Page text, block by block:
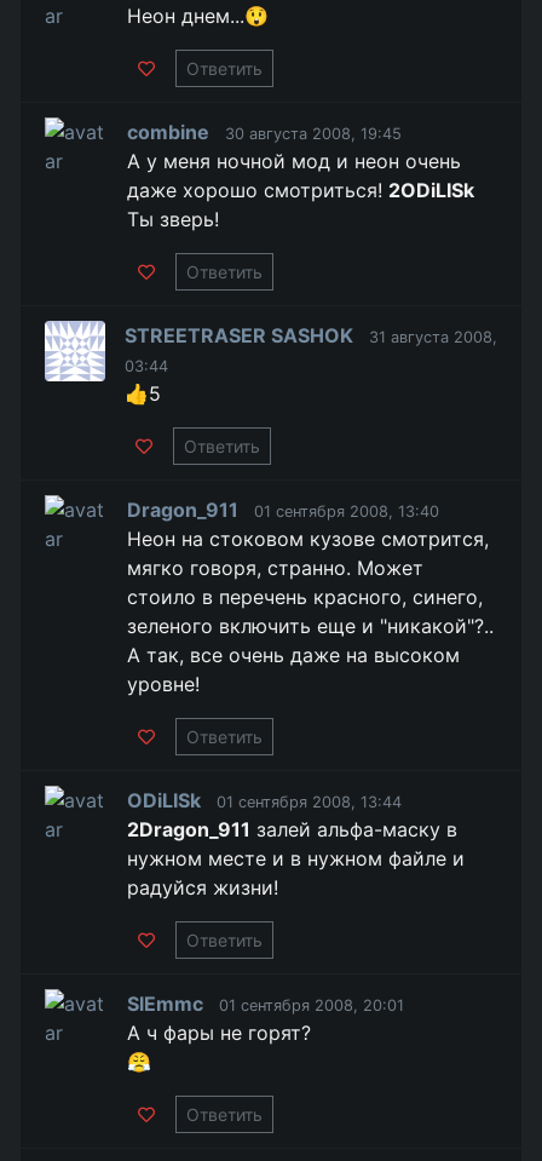
Неон днем...😲
Ответить
combine 30 августа 2008, 19:45
А у меня ночной мод и неон очень
даже хорошо смотриться! 2ODiLISk
Ты зверь!
Ответить
STREETRASER SASHOK
31 августа 2008,
03:44
👍5
Ответить
Dragon_911 01 сентября 2008, 13:40
Неон на стоковом кузове смотрится,
мягко говоря, странно. Может
стоило в перечень красного, синего,
зеленого включить еще и "никакой"?..
А так, все очень даже на высоком
уровне!
Ответить
ODiLISk 01 сентября 2008, 13:44
2Dragon_911 залей альфа-маску в
нужном месте и в нужном файле и
радуйся жизни!
Ответить
SlEmmc 01 сентября 2008, 20:01
А ч фары не горят?
😤
Ответить